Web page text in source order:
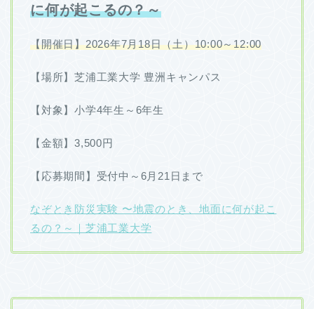
に何が起こるの？～
【開催日】2026年7月18日（土）10:00～12:00
【場所】芝浦工業大学 豊洲キャンパス
【対象】小学4年生～6年生
【金額】3,500円
【応募期間】受付中～6月21日まで
なぞとき防災実験 〜地震のとき、地面に何が起こ
るの？～｜芝浦工業大学